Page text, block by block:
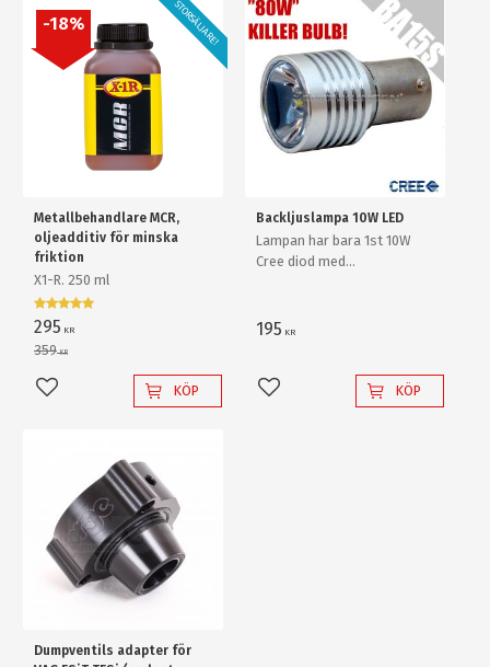
Metallbehandlare MCR,
oljeadditiv för minska
friktion
X1-R. 250 ml
295 KR
359KR
18% STORSÄLJARE!
Lägg till i favoriter
KÖP
Backljuslampa 10W LED
Lampan har bara 1st 10W
Cree diod med
enkelt en "80W" backlampa
195 KR
Lägg till i favoriter
KÖP
Dumpventils adapter för